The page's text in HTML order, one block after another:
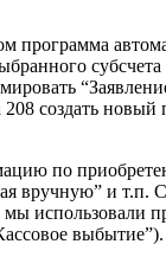
создать
по
вручную” и
использовали
выбытие”).